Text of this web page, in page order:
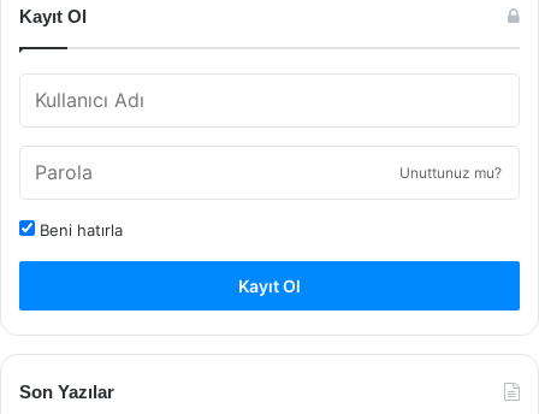
Kayıt Ol
Unuttunuz mu?
Beni hatırla
Kayıt Ol
Son Yazılar